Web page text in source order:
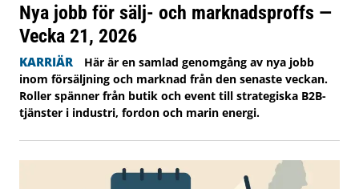
Nya jobb för sälj- och marknadsproffs —
Vecka 21, 2026
KARRIÄR
Här är en samlad genomgång av nya jobb
inom försäljning och marknad från den senaste veckan.
Roller spänner från butik och event till strategiska B2B-
tjänster i industri, fordon och marin energi.